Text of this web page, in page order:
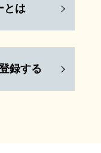
とは
録する